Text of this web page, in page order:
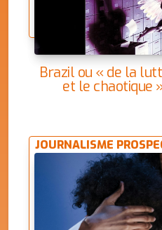
Brazil ou « de la
et le chaotique
JOURNALISME